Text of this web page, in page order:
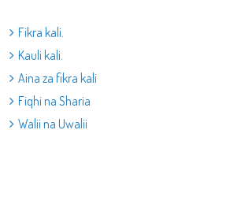
Fikra kali.
Kauli kali.
Aina za fikra kali
Fiqhi na Sharia
Walii na Uwalii